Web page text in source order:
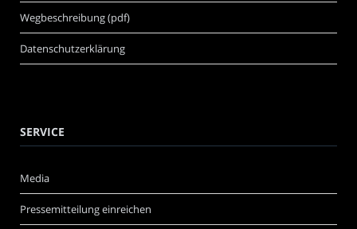
Wegbeschreibung (pdf)
Datenschutzerklärung
SERVICE
Media
Pressemitteilung einreichen